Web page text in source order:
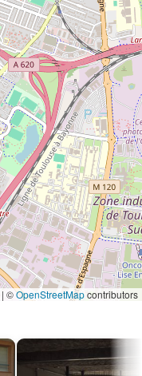
| ©OpenStreetMapcontributors